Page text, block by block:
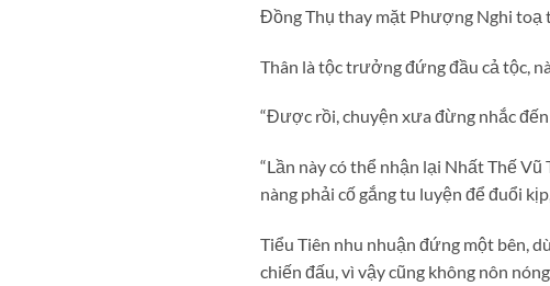
Đồng Thụ thay mặt Phượng Nghi toạ
Thân là tộc trưởng đứng đầu cả tộc,
“Được rồi, chuyện xưa đừng nhắc
“Lần này có thể nhận lại Nhất Thế Vũ
nàng phải cố gắng tu luyện để đuổi
Tiểu Tiên nhu nhuận đứng một bên,
chiến đấu, vì vậy cũng không nôn